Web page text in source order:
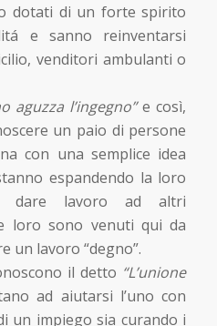
dotati di un forte spirito
e sanno reinventarsi
venditori ambulanti o
aguzza l’ingegno”e così,
un paio di persone
con una semplice idea
espandendo la loro
dare lavoro ad altri
loro sono venuti qui da
un lavoro “degno”.
il detto “L’unione
ad aiutarsi l’uno con
un impiego sia curando i